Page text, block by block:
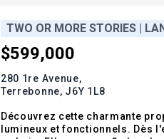
TWO OR MORE STORIES |
$599,000
280 1re Avenue,
Terrebonne, J6Y 1L8
Découvrez cette charmante
lumineux et fonctionnels. Dès